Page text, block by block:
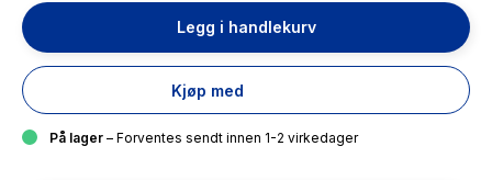
Legg i handlekurv
Kjøp med
På lager – Forventes sendt innen 1-2 virkedager